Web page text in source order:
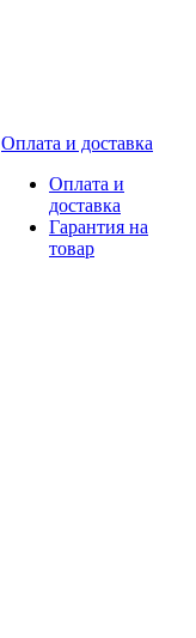
Оплата и доставка
Оплата и
доставка
Гарантия на
товар